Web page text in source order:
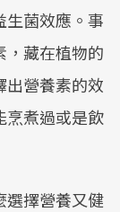
生菌效應。事
，藏在植物的
出營養素的效
烹煮過或是飲
選擇營養又健